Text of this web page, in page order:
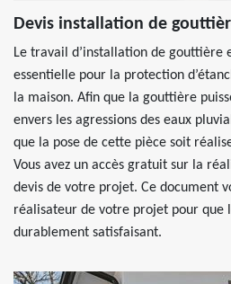
Devis installation de
Le travail d’installation de gouttière
essentielle pour la protection
la maison. Afin que la gouttière
envers les agressions des eaux
que la pose de cette pièce soit
Vous avez un accès gratuit sur la
devis de votre projet. Ce document
réalisateur de votre projet pour que
durablement satisfaisant.